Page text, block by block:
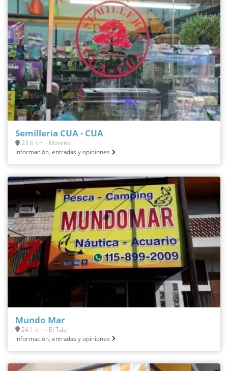
Semilleria CUA - CUA
23.6 km - Moreno
Información, entradas y opiniones
Mundo Mar
24.1 km - El Talar
Información, entradas y opiniones